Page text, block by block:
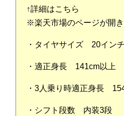
↑詳細はこちら
※楽天市場のページが開き
・タイヤサイズ 20インチ
・適正身長 141cm以上
・3人乗り時適正身長
・シフト段数 内装3段